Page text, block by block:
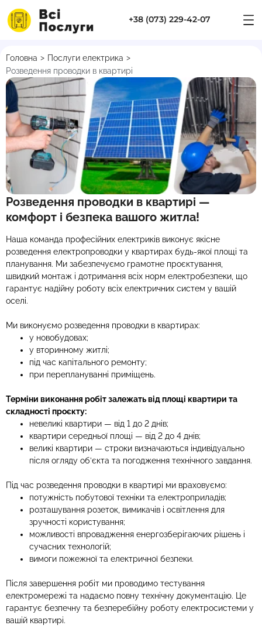
+38 (073) 229-42-07
Головна > Послуги електрика >
Розведення проводки в квартирі
Розведення проводки в квартирі —
комфорт і безпека вашого житла!
Наша команда професійних електриків виконує якісне
розведення електропроводки у квартирах будь-якої площі та
планування. Ми забезпечуємо грамотне проєктування,
швидкий монтаж і дотримання всіх норм електробезпеки, що
гарантує надійну роботу всіх електричних систем у вашій
оселі.
Ми виконуємо розведення проводки в квартирах:
у новобудовах;
у вторинному житлі;
під час капітального ремонту;
при переплануванні приміщень.
Терміни виконання робіт залежать від площі квартири та
складності проєкту:
невеликі квартири — від 1 до 2 днів;
квартири середньої площі — від 2 до 4 днів;
великі квартири — строки визначаються індивідуально
після огляду об’єкта та погодження технічного завдання.
Під час розведення проводки в квартирі ми враховуємо:
потужність побутової техніки та електроприладів;
розташування розеток, вимикачів і освітлення для
зручності користування;
можливості впровадження енергозберігаючих рішень і
сучасних технологій;
вимоги пожежної та електричної безпеки.
Після завершення робіт ми проводимо тестування
електромережі та надаємо повну технічну документацію. Це
гарантує безпечну та безперебійну роботу електросистеми у
вашій квартирі.